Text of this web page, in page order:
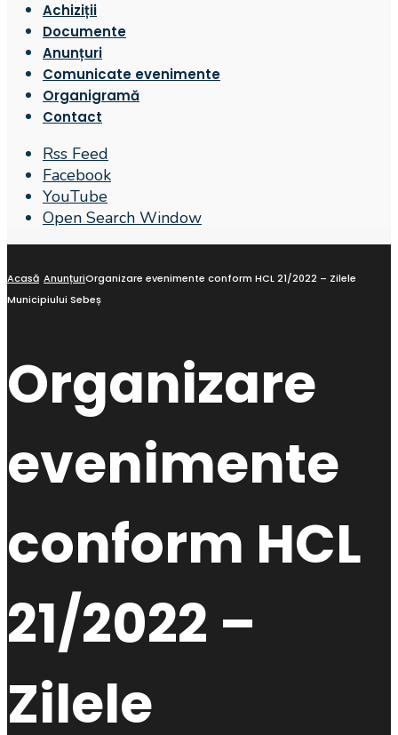
Achiziții
Documente
Anunțuri
Comunicate evenimente
Organigramă
Contact
Rss Feed
Facebook
YouTube
Open Search Window
Acasă AnunțuriOrganizare evenimente conform HCL 21/2022 – Zilele
Municipiului Sebeș
Organizare
evenimente
conform HCL
21/2022 –
Zilele